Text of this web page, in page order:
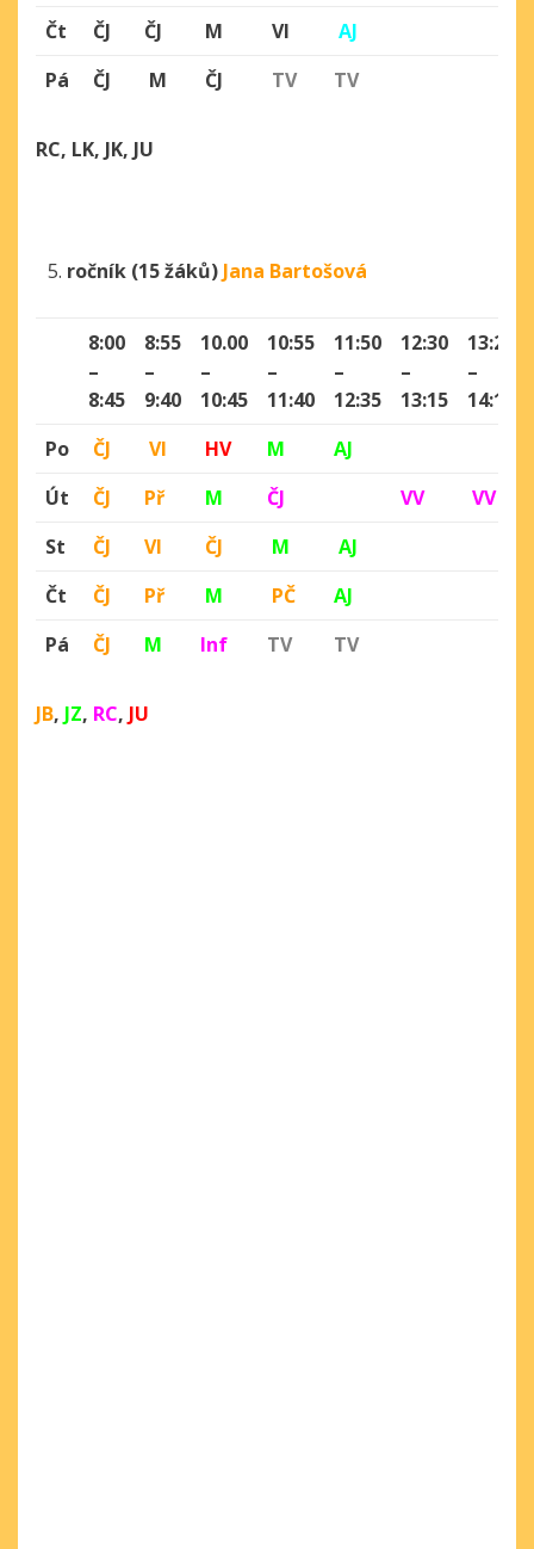
Čt
ČJ ČJ M Vl
AJ
Pá
ČJ M ČJ TV TV
RC, LK, JK, JU
ročník (15 žáků) Jana Bartošová
8:00
–
8:45
8:55
–
9:40
10.00
–
10:45
10:55
–
11:40
11:50
–
12:35
12:30
–
13:15
13:25
–
14:10
Po
ČJ Vl HV M
AJ
Út
ČJ Př M ČJ VV
VV
St
ČJ Vl ČJ M
AJ
Čt
ČJ Př M PČ
AJ
Pá
ČJ M Inf TV TV
JB, JZ, RC, JU